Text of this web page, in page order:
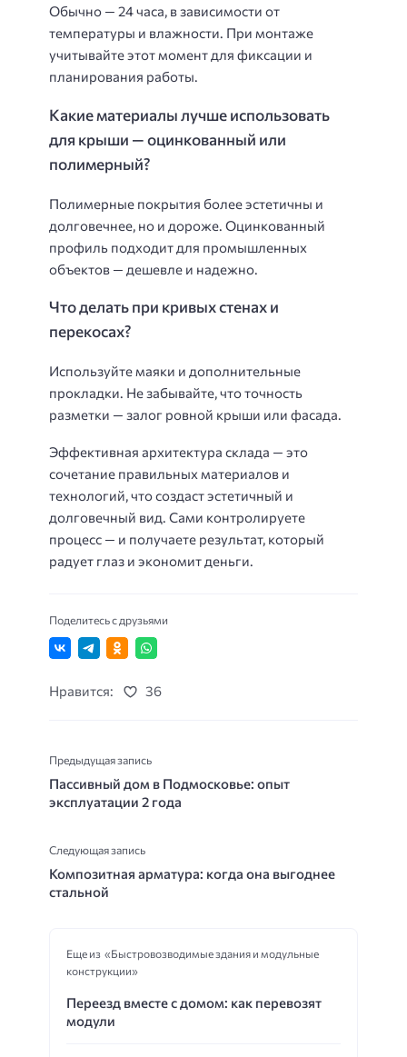
Обычно — 24 часа, в зависимости от
температуры и влажности. При монтаже
учитывайте этот момент для фиксации и
планирования работы.
Какие материалы лучше использовать
для крыши — оцинкованный или
полимерный?
Полимерные покрытия более эстетичны и
долговечнее, но и дороже. Оцинкованный
профиль подходит для промышленных
объектов — дешевле и надежно.
Что делать при кривых стенах и
перекосах?
Используйте маяки и дополнительные
прокладки. Не забывайте, что точность
разметки — залог ровной крыши или фасада.
Эффективная архитектура склада — это
сочетание правильных материалов и
технологий, что создаст эстетичный и
долговечный вид. Сами контролируете
процесс — и получаете результат, который
радует глаз и экономит деньги.
Поделитесь с друзьями
Нравится: 36
Предыдущая запись
Пассивный дом в Подмосковье: опыт
эксплуатации 2 года
Следующая запись
Композитная арматура: когда она выгоднее
стальной
Еще из «Быстровозводимые здания и модульные
конструкции»
Переезд вместе с домом: как перевозят
модули